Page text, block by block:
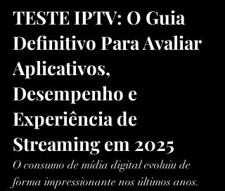
TESTE IPTV: O Guia
Definitivo Para Avaliar
Aplicativos,
Desempenho e
Experiência de
Streaming em 2025
O consumo de mídia digital evoluiu de
forma impressionante nos últimos anos.